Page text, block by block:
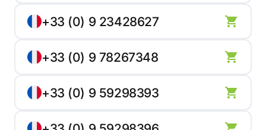
+33 (0) 9 23428627
+33 (0) 9 78267348
+33 (0) 9 59298393